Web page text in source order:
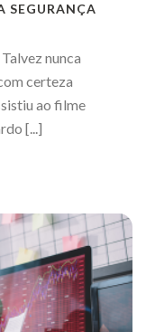
SEGURANÇA
nunca
certeza
ao filme
[...]